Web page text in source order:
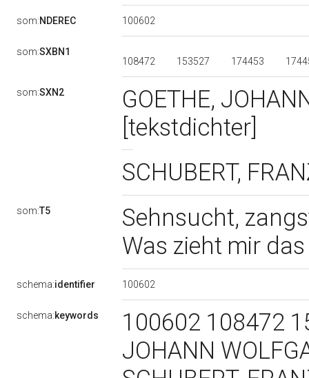
som:NDEREC 100602
som:SXBN1
108472
153527 174453
som:SXN2
GOETHE,
[tekstdichter]
SCHUBERT,
som:T5
Sehnsucht,
Was zieht mir
schema:identifier 100602
schema:keywords
100602 108472
JOHANN